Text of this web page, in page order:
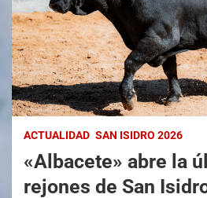
ACTUALIDAD SAN ISIDRO 2026
«Albacete» abre la
rejones de San